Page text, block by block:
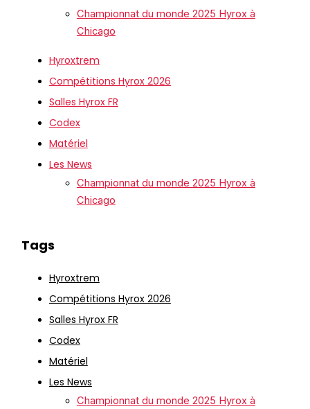
Championnat du monde 2025 Hyrox à
Chicago
Hyroxtrem
Compétitions Hyrox 2026
Salles Hyrox FR
Codex
Matériel
Les News
Championnat du monde 2025 Hyrox à
Chicago
Tags
Hyroxtrem
Compétitions Hyrox 2026
Salles Hyrox FR
Codex
Matériel
Les News
Championnat du monde 2025 Hyrox à